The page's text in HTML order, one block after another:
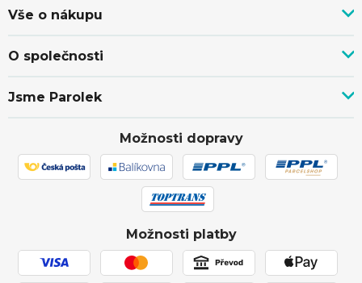
tVše o nákupu
Doprava, platba a služby
Nákup na splátky
Individuální cenová nabídka
Reklamace a vrácení zboží
Zásilka přišla poškozena
O společnosti
Hodnocení obchodu
Affiliate program
Používání souborů cookies
Jsme Parolek
Truhlářství
Možnosti dopravy
Možnosti platby